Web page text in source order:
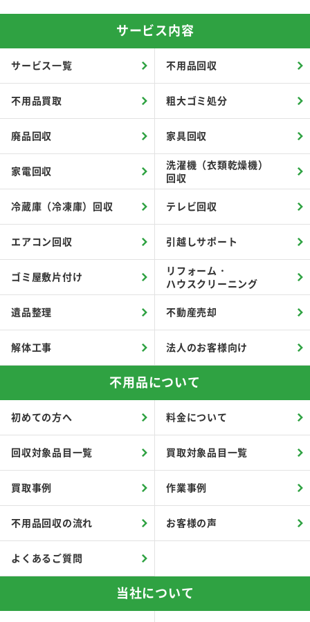
サービス内容
サービス一覧 不用品回収
不用品買取 粗大ゴミ処分
廃品回収 家具回収
家電回収
洗濯機（衣類乾燥機）
回収
冷蔵庫（冷凍庫）回収 テレビ回収
エアコン回収 引越しサポート
ゴミ屋敷片付け
リフォーム・
ハウスクリーニング
遺品整理 不動産売却
解体工事 法人のお客様向け
不用品について
初めての方へ 料金について
回収対象品目一覧 買取対象品目一覧
買取事例 作業事例
不用品回収の流れ お客様の声
よくあるご質問
当社について